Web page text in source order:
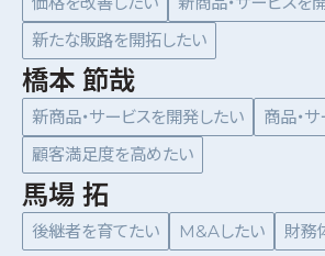
新たな販路を開拓したい
橋本 節哉
新商品・サービスを開発したい
商品・
顧客満足度を高めたい
馬場 拓
後継者を育てたい M&Aしたい 財務